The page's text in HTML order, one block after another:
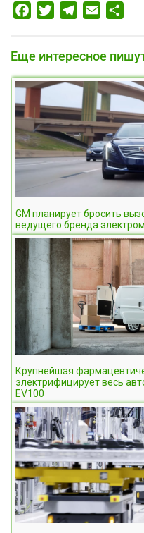
FacebookTwitterTelegram
Email
Еще интересное
GM планирует бросить
ведущего бренда
Крупнейшая
электрифицирует весь
EV100